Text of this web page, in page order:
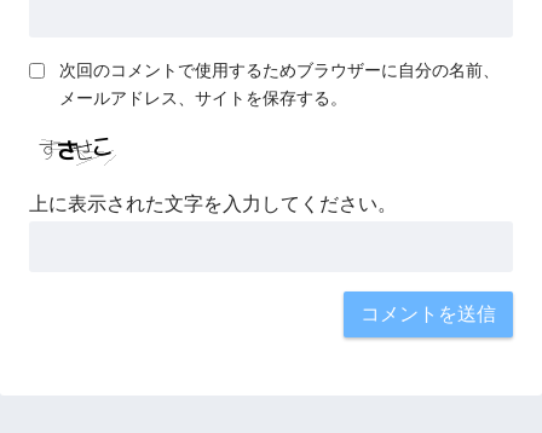
次回のコメントで使用するためブラウザーに自分の名前、
メールアドレス、サイトを保存する。
上に表示された文字を入力してください。